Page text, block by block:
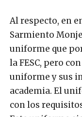
Al respecto, en
Sarmiento
uniforme que
la FESC, pero
uniforme y sus
academia. El
con los